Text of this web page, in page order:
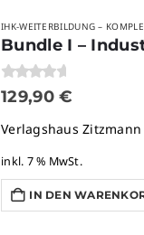
IHK-WEITERBILDUNG –
0von 5
129,90€
Verlagshaus
inkl. 7 % MwSt.
IN DEN